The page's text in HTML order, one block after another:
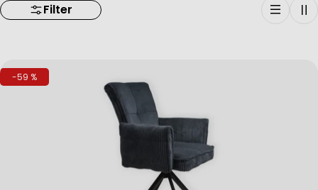
Filter
-59 %